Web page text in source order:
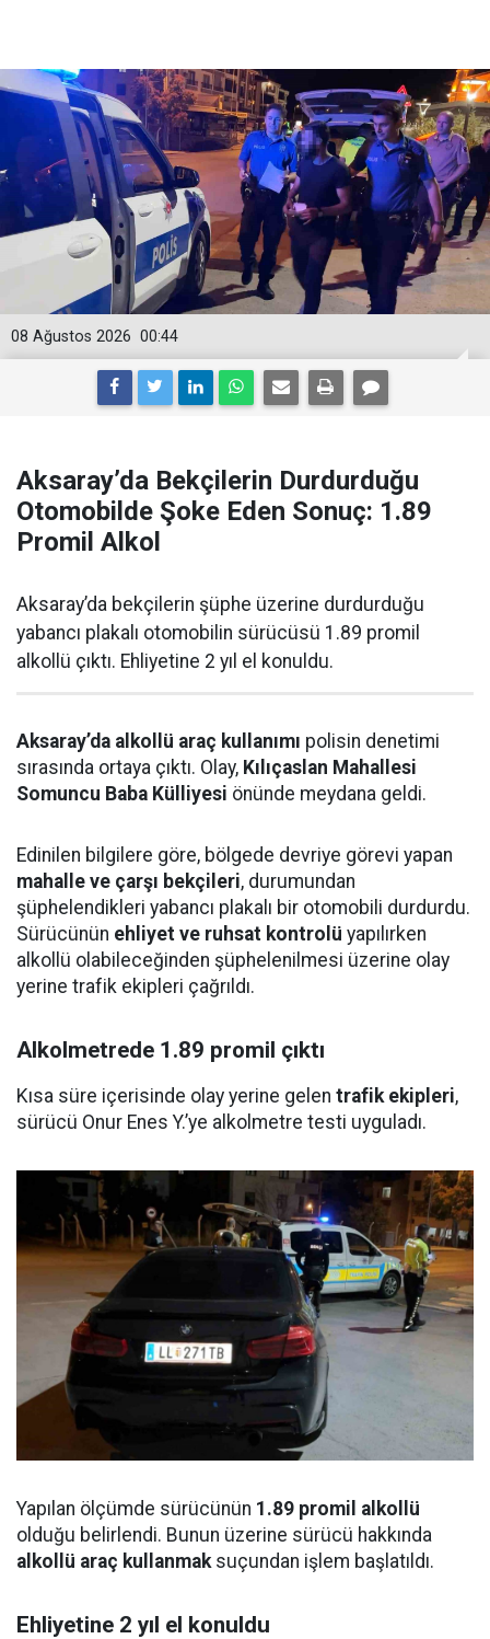
00:44
08 Ağustos 2026
Aksaray’da Bekçilerin Durdurduğu
Otomobilde Şoke Eden Sonuç: 1.89
Promil Alkol
Aksaray’da bekçilerin şüphe üzerine durdurduğu
yabancı plakalı otomobilin sürücüsü 1.89 promil
alkollü çıktı. Ehliyetine 2 yıl el konuldu.
Aksaray’da alkollü araç kullanımı polisin denetimi
sırasında ortaya çıktı. Olay, Kılıçaslan Mahallesi
Somuncu Baba Külliyesi önünde meydana geldi.
Edinilen bilgilere göre, bölgede devriye görevi yapan
mahalle ve çarşı bekçileri, durumundan
şüphelendikleri yabancı plakalı bir otomobili durdurdu.
Sürücünün ehliyet ve ruhsat kontrolü yapılırken
alkollü olabileceğinden şüphelenilmesi üzerine olay
yerine trafik ekipleri çağrıldı.
Alkolmetrede 1.89 promil çıktı
Kısa süre içerisinde olay yerine gelen trafik ekipleri,
sürücü Onur Enes Y.’ye alkolmetre testi uyguladı.
Yapılan ölçümde sürücünün 1.89 promil alkollü
olduğu belirlendi. Bunun üzerine sürücü hakkında
alkollü araç kullanmaksuçundan işlem başlatıldı.
Ehliyetine 2 yıl el konuldu